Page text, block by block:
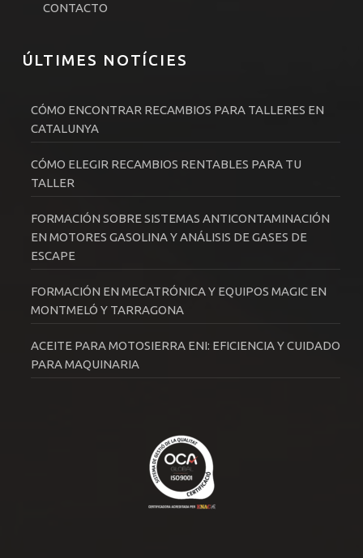
CONTACTO
ÚLTIMES NOTÍCIES
CÓMO ENCONTRAR RECAMBIOS PARA TALLERES EN
CATALUNYA
CÓMO ELEGIR RECAMBIOS RENTABLES PARA TU
TALLER
FORMACIÓN SOBRE SISTEMAS ANTICONTAMINACIÓN
EN MOTORES GASOLINA Y ANÁLISIS DE GASES DE
ESCAPE
FORMACIÓN EN MECATRÓNICA Y EQUIPOS MAGIC EN
MONTMELÓ Y TARRAGONA
ACEITE PARA MOTOSIERRA ENI: EFICIENCIA Y CUIDADO
PARA MAQUINARIA